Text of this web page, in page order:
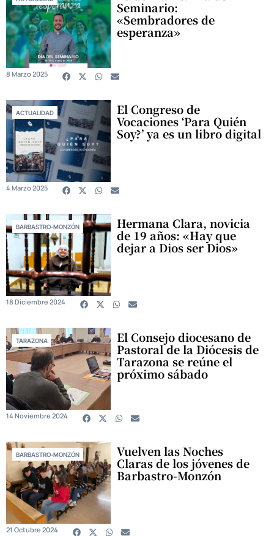
Seminario:
«Sembradores de
esperanza»
8 Marzo 2025
ACTUALIDAD El Congreso de
Vocaciones ‘Para Quién
Soy?’ ya es un libro digital
4 Marzo 2025
BARBASTRO-MONZÓN Hermana Clara, novicia
de 19 años: «Hay que
dejar a Dios ser Dios»
18 Diciembre 2024
TARAZONA El Consejo diocesano de
Pastoral de la Diócesis de
Tarazona se reúne el
próximo sábado
14 Noviembre 2024
BARBASTRO-MONZÓN Vuelven las Noches
Claras de los jóvenes de
Barbastro-Monzón
21 Octubre 2024